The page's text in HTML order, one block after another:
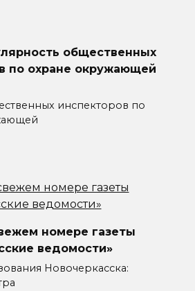
общественных
по охране окружающей
инспекторов по
номере газеты
ведомости»
Новочеркасска: